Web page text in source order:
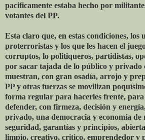
pacificamente estaba hecho por
votantes del PP.
Esta claro que, en estas condiciones, los
proterroristas y los que les hacen el
corruptos, lo politiqueros, partidistas,
por sacar tajada de lo público y privado
muestran, con gran osadía, arrojo y
PP y otras fuerzas se movilizan
forma regular para hacerles frente,
defender, con firmeza, decisión y
privado, una democracia y economía de
seguridad, garantías y principios,
limpio, creativo, critico, emprendedor y